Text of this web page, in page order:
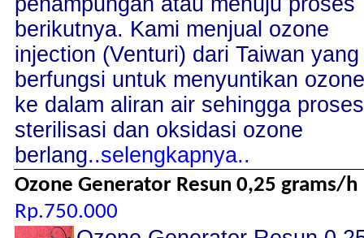
berikutnya. Kami menjual ozone
injection (Venturi) dari Taiwan yang
berfungsi untuk menyuntikan ozone
ke dalam aliran air sehingga proses
sterilisasi dan oksidasi ozone
berlang..selengkapnya..
Ozone Generator Resun 0,25 grams/h
Rp.750.000